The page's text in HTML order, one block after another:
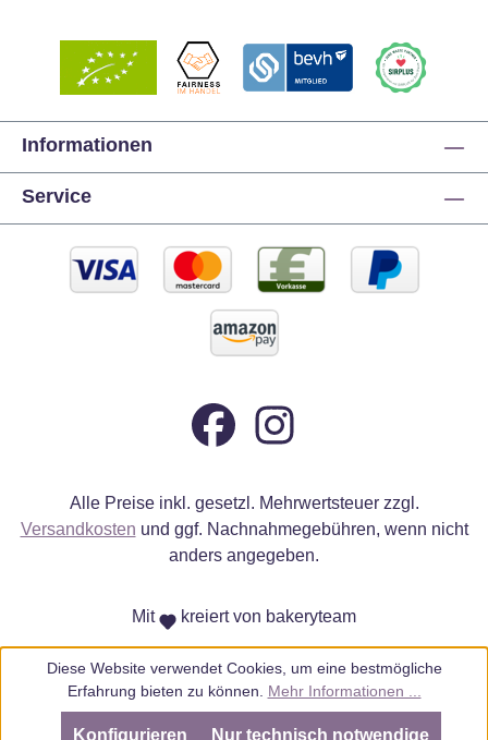
Informationen
Service
Alle Preise inkl. gesetzl. Mehrwertsteuer zzgl.
Versandkosten und ggf. Nachnahmegebühren, wenn nicht
anders angegeben.
Mit kreiert von bakeryteam
Diese Website verwendet Cookies, um eine bestmögliche
Erfahrung bieten zu können. Mehr Informationen ...
Nur technisch notwendige
Konfigurieren